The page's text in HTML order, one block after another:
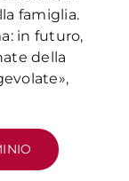
famiglia.
in futuro,
della